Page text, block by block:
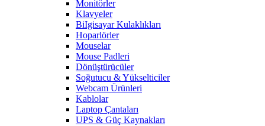
Monitörler
Klavyeler
BiIgisayar Kulaklıkları
Hoparlörler
Mouselar
Mouse Padleri
Dönüştürücüler
Soğutucu & Yükselticiler
Webcam Ürünleri
Kablolar
Laptop Çantaları
UPS & Güç Kaynakları